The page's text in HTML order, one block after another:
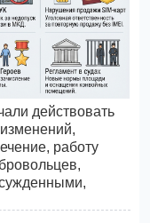
действовать
работу